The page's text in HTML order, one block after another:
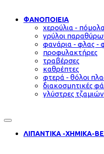
ΦΑΝΟΠΟΙΕΙΑ
χερούλια - πόμολα
γρύλοι
φανάρια - φλας -
προφυλακτήρες
τραβέρσες
καθρέπτες
φτερά - θόλοι
διακοσμητικές
γλύστρες τζαμιών
ΛΙΠΑΝΤΙΚΑ -ΧΗΜΙΚΑ-